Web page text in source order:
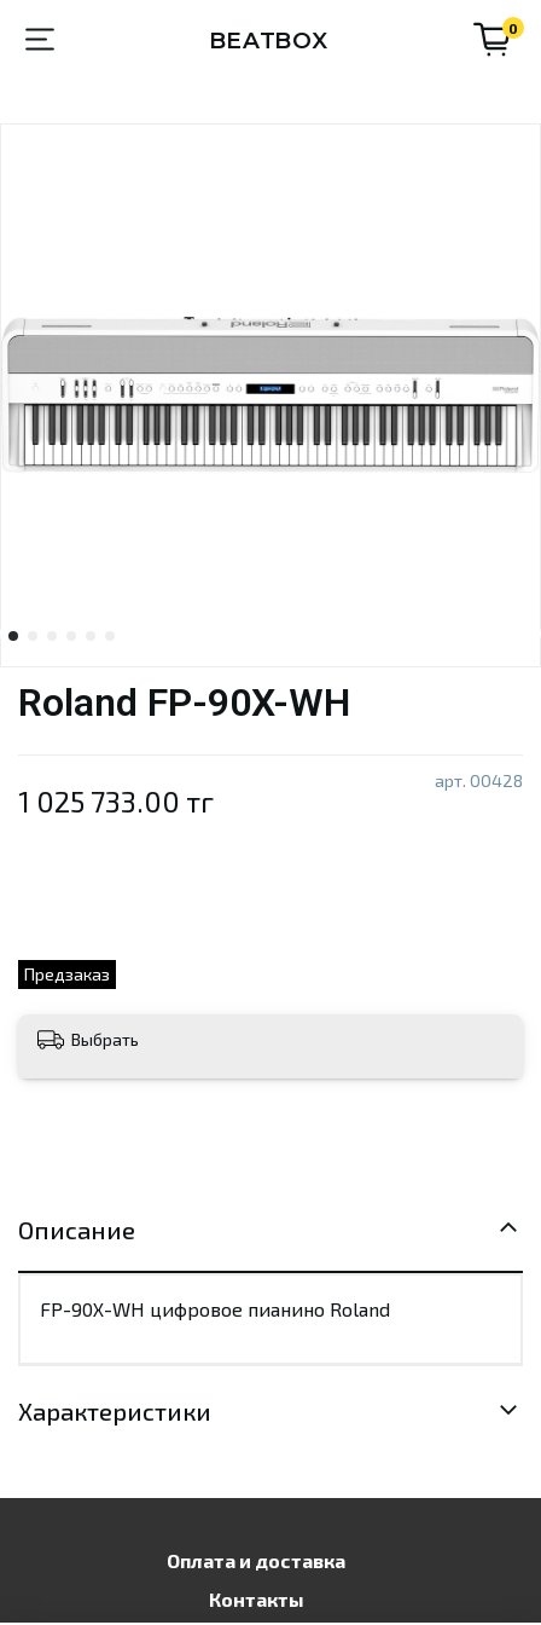
BEATBOX 0
арт. 00428
Предзаказ
Roland FP-90X-WH
1 025 733.00 тг
Выбрать
Описание
FP-90X-WH цифровое пианино Roland
Характеристики
Оплата и доставка
Контакты